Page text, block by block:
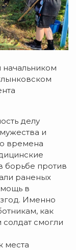
делу
и
времена
борьбе против
раненых
в
Именно
как
смогли
места